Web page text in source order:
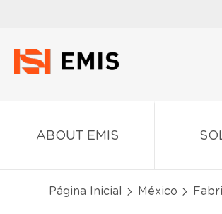
ABOUT EMIS
Página Inicial México